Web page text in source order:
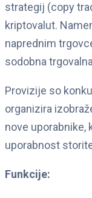
strategij (copy
kriptovalut.
naprednim
sodobna
Provizije so
organizira
nove uporabnike,
uporabnost
Funkcije: